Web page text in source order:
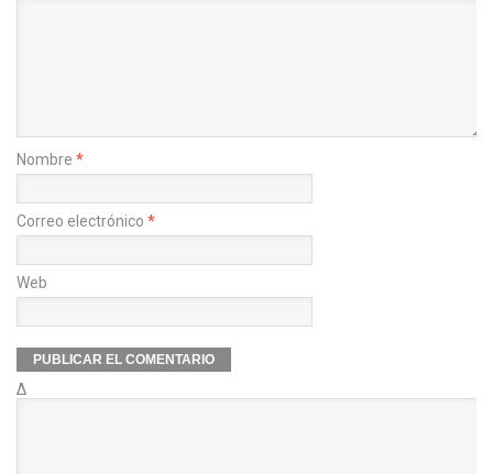
Nombre *
Correo electrónico *
Web
Δ